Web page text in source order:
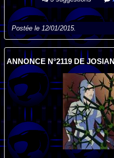
Postée le 12/01/2015.
ANNONCE N°2119 DE